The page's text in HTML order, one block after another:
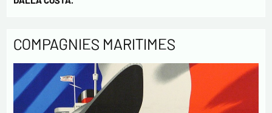
COMPAGNIES MARITIMES